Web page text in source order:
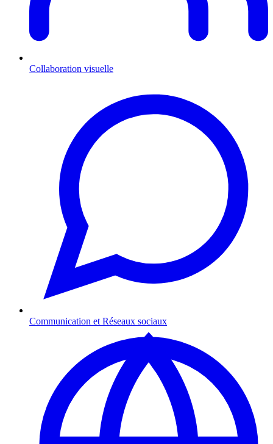
Collaboration visuelle
Communication et Réseaux sociaux